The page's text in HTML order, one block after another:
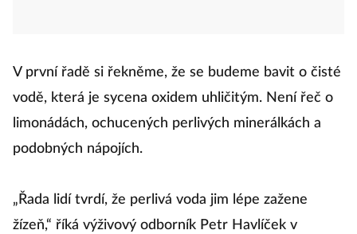
V první řadě si řekněme, že se budeme bavit o čisté
vodě, která je sycena oxidem uhličitým. Není řeč o
limonádách, ochucených perlivých minerálkách a
podobných nápojích.
„Řada lidí tvrdí, že perlivá voda jim lépe zažene
žízeň,“ říká výživový odborník Petr Havlíček v